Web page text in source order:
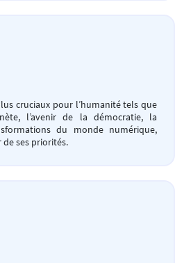
cruciaux pour l’humanité tels que
l’avenir de la démocratie, la
du monde numérique,
ses priorités.